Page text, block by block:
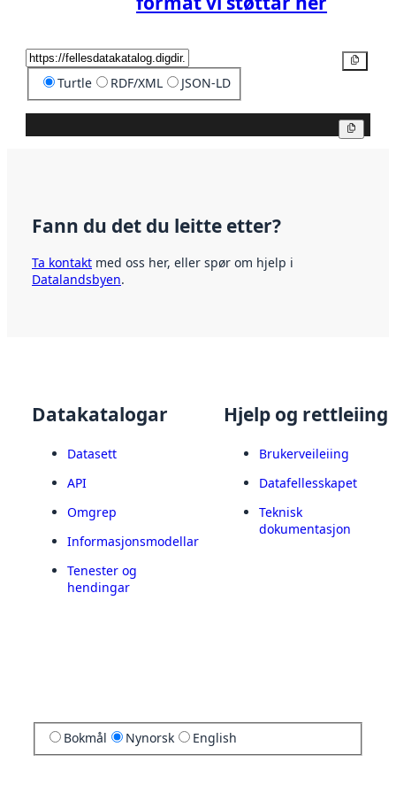
Turtle RDF/XML JSON-LD
Fann du det du leitte etter?
Ta kontakt med oss her, eller spør om hjelp i
Datalandsbyen.
Datakatalogar
Datasett
API
Omgrep
Informasjonsmodellar
Tenester og
hendingar
Hjelp og rettleiing
Brukerveileiing
Datafellesskapet
Teknisk
dokumentasjon
Bokmål Nynorsk English